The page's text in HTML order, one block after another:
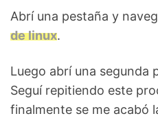
Abrí una pestaña y
de linux.
Luego abrí una segunda
Seguí repitiendo este
finalmente se me acabó